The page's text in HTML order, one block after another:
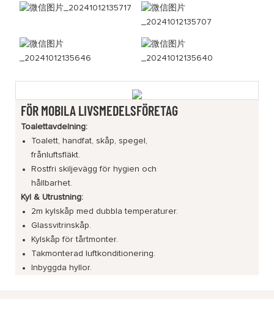
FÖR MOBILA LIVSMEDELSFÖRETAG
Toalettavdelning:
Toalett, handfat, skåp, spegel,
frånluftsfläkt.
Rostfri skiljevägg för hygien och
hållbarhet.
Kyl & Utrustning:
2m kylskåp med dubbla temperaturer.
Glassvitrinskåp.
Kylskåp för tårtmonter.
Takmonterad luftkonditionering.
Inbyggda hyllor.